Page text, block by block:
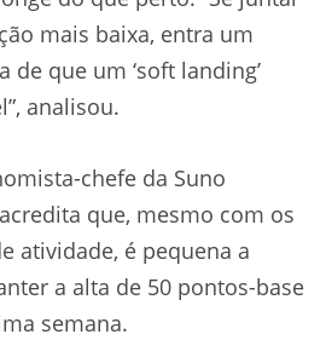
mais baixa, entra um
de que um ‘soft landing’
analisou.
chefe da Suno
que, mesmo com os
atividade, é pequena a
a alta de 50 pontos-base
semana.